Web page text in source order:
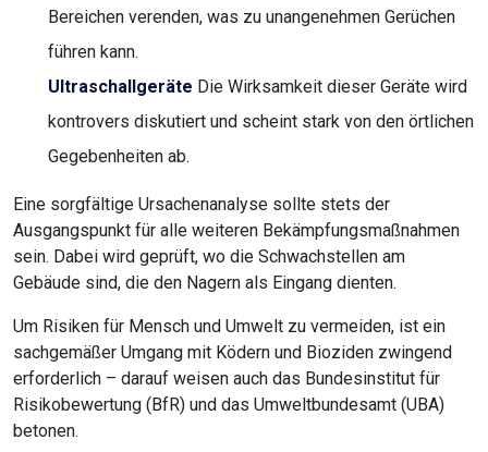
Bereichen verenden, was zu unangenehmen Gerüchen
führen kann.
Ultraschallgeräte Die Wirksamkeit dieser Geräte wird
kontrovers diskutiert und scheint stark von den örtlichen
Gegebenheiten ab.
Eine sorgfältige Ursachenanalyse sollte stets der
Ausgangspunkt für alle weiteren Bekämpfungsmaßnahmen
sein. Dabei wird geprüft, wo die Schwachstellen am
Gebäude sind, die den Nagern als Eingang dienten.
Um Risiken für Mensch und Umwelt zu vermeiden, ist ein
sachgemäßer Umgang mit Ködern und Bioziden zwingend
erforderlich – darauf weisen auch das Bundesinstitut für
Risikobewertung (BfR) und das Umweltbundesamt (UBA)
betonen.